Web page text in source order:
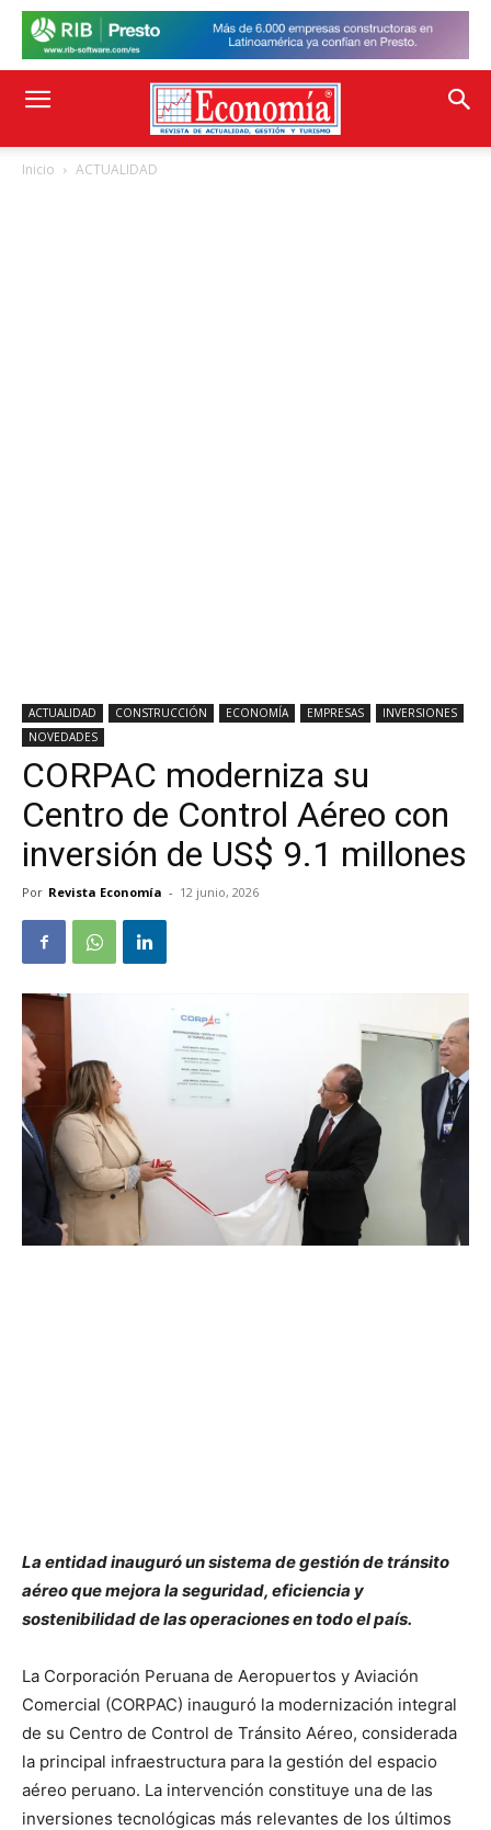
Inicio ACTUALIDAD
ACTUALIDAD CONSTRUCCIÓN ECONOMÍA EMPRESAS
INVERSIONES
NOVEDADES
CORPAC moderniza su
Centro de Control Aéreo con
inversión de US$ 9.1 millones
Por Revista Economía - 12 junio, 2026
La entidad inauguró un sistema de gestión de tránsito
aéreo que mejora la seguridad, eficiencia y
sostenibilidad de las operaciones en todo el país.
La Corporación Peruana de Aeropuertos y Aviación
Comercial (CORPAC) inauguró la modernización integral
de su Centro de Control de Tránsito Aéreo, considerada
la principal infraestructura para la gestión del espacio
aéreo peruano. La intervención constituye una de las
inversiones tecnológicas más relevantes de los últimos